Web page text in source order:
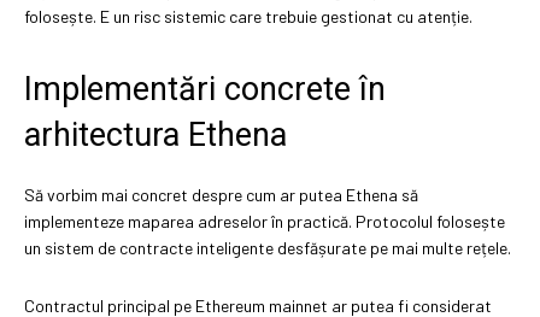
folosește. E un risc sistemic care trebuie gestionat cu atenție.
Implementări concrete în
arhitectura Ethena
Să vorbim mai concret despre cum ar putea Ethena să
implementeze maparea adreselor în practică. Protocolul folosește
un sistem de contracte inteligente desfășurate pe mai multe rețele.
Contractul principal pe Ethereum mainnet ar putea fi considerat